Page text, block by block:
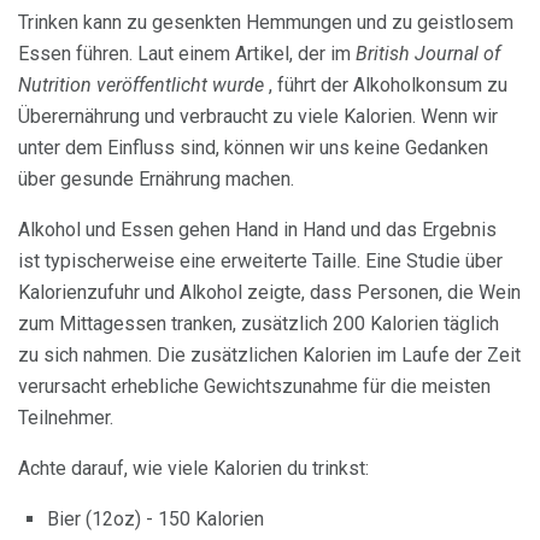
Trinken kann zu gesenkten Hemmungen und zu geistlosem
Essen führen. Laut einem Artikel, der im British Journal of
Nutrition veröffentlicht wurde , führt der Alkoholkonsum zu
Überernährung und verbraucht zu viele Kalorien. Wenn wir
unter dem Einfluss sind, können wir uns keine Gedanken
über gesunde Ernährung machen.
Alkohol und Essen gehen Hand in Hand und das Ergebnis
ist typischerweise eine erweiterte Taille. Eine Studie über
Kalorienzufuhr und Alkohol zeigte, dass Personen, die Wein
zum Mittagessen tranken, zusätzlich 200 Kalorien täglich
zu sich nahmen. Die zusätzlichen Kalorien im Laufe der Zeit
verursacht erhebliche Gewichtszunahme für die meisten
Teilnehmer.
Achte darauf, wie viele Kalorien du trinkst:
Bier (12oz) - 150 Kalorien